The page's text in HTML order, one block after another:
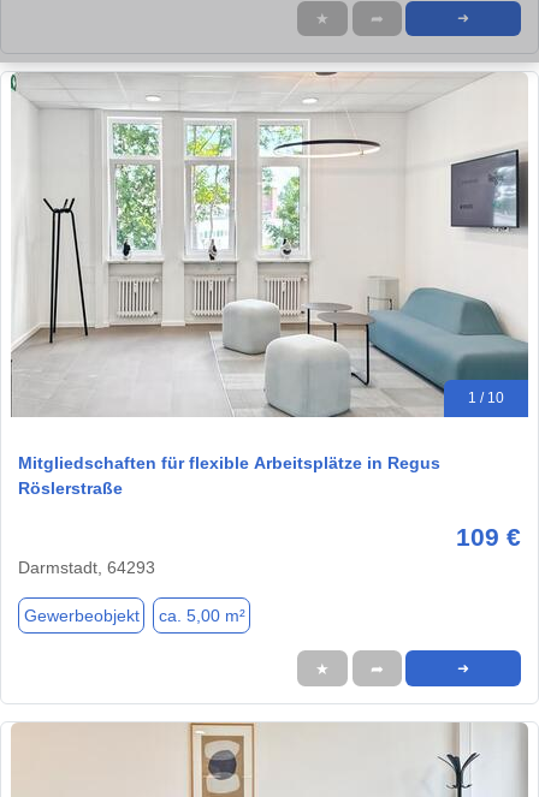
★ ➦ ➜
1 / 10
Mitgliedschaften für flexible Arbeitsplätze in Regus
Röslerstraße
109 €
Darmstadt, 64293
Gewerbeobjekt ca. 5,00 m²
★ ➦ ➜